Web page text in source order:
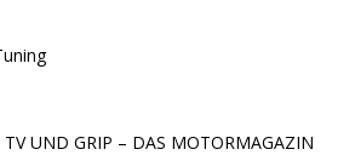
TV UND GRIP – DAS MOTORMAGAZIN